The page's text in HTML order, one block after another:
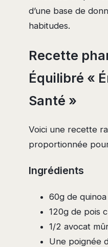
d’une base de
habitudes.
Recette
Équilibré «
Santé »
Voici une recette
proportionnée
Ingrédients
60g de quinoa
120g de pois
1/2 avocat
Une poignée